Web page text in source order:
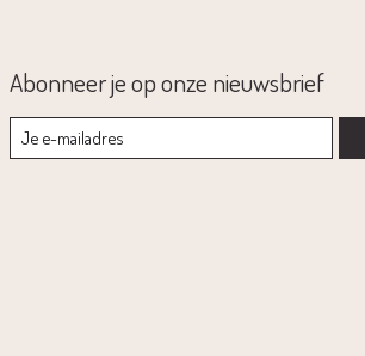
Abonneer je op onze nieuwsbrief